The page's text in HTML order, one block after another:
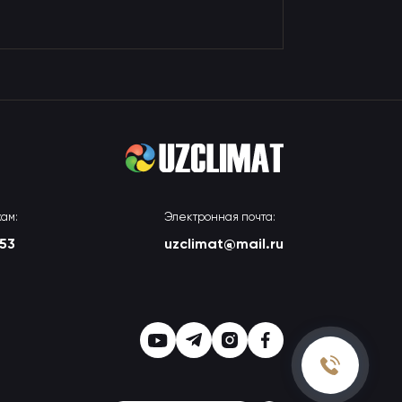
Электронная почта:
uzclimat@mail.ru